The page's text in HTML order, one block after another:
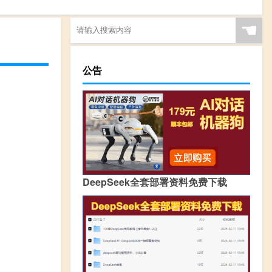
☚
公告
DeepSeek全套部署资料免费下载